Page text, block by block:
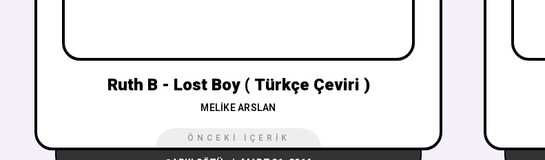
Ruth B - Lost Boy ( Türkçe Çeviri )
MELIKE ARSLAN
ÖNCEKI İÇERIK